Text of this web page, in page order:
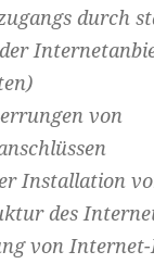
durch
)
von
Installation
des
von